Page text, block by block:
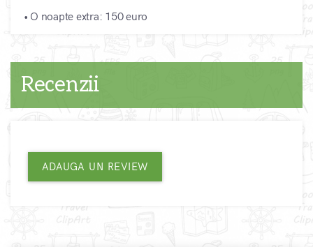
• O noapte extra: 150 euro
Recenzii
ADAUGA UN REVIEW